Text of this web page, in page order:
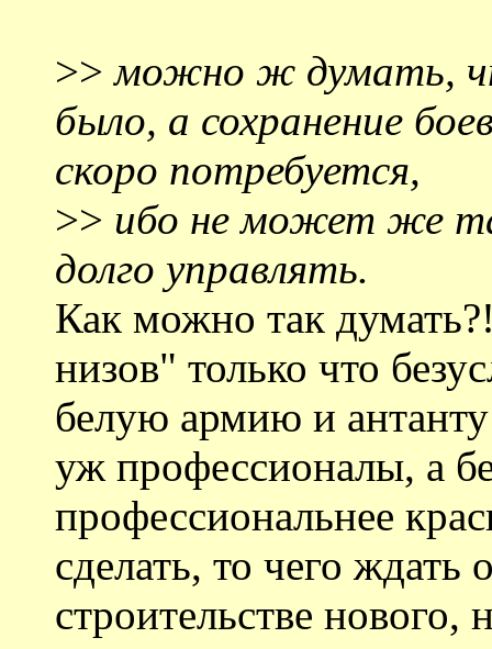
>>можно ж думать,
было, а сохранение
скоро потребуется,
>> ибо не может же
долго управлять.
Как можно так
низов" только что
белую армию и
уж профессионалы, а
профессиональнее
сделать, то чего
строительстве нового,